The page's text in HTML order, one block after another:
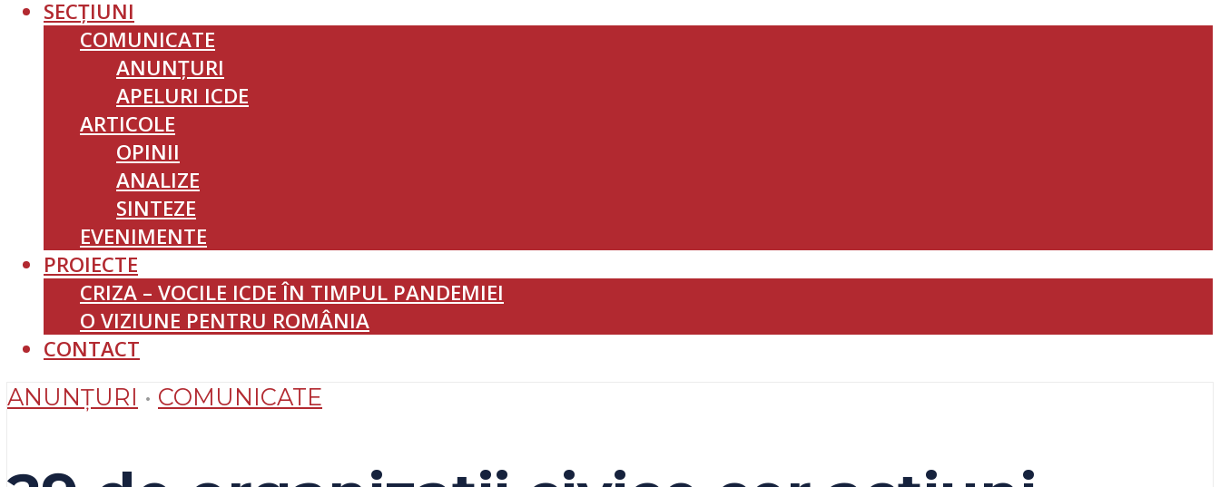
SECȚIUNI
COMUNICATE
ANUNȚURI
APELURI ICDE
ARTICOLE
OPINII
ANALIZE
SINTEZE
EVENIMENTE
PROIECTE
CRIZA – VOCILE ICDE ÎN TIMPUL PANDEMIEI
O VIZIUNE PENTRU ROMÂNIA
CONTACT
ANUNȚURI • COMUNICATE